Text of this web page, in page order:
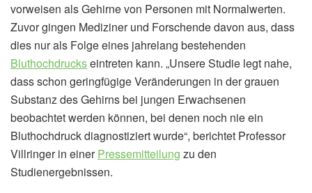
vorweisen als Gehirne von Personen mit Normalwerten.
Zuvor gingen Mediziner und Forschende davon aus, dass
dies nur als Folge eines jahrelang bestehenden
Bluthochdruckseintreten kann. „Unsere Studie legt nahe,
dass schon geringfügige Veränderungen in der grauen
Substanz des Gehirns bei jungen Erwachsenen
beobachtet werden können, bei denen noch nie ein
Bluthochdruck diagnostiziert wurde“, berichtet Professor
Villringer in einerPressemitteilung zu den
Studienergebnissen.